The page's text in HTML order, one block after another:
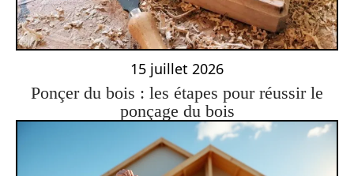
15 juillet 2026
Ponçer du bois : les étapes pour réussir le
ponçage du bois